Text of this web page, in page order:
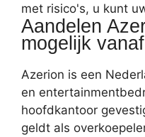
met risico's, u kunt
Aandelen
mogelijk
Azerion is een
en
hoofdkantoor
geldt als